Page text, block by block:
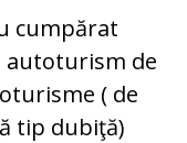
cumpărat
autoturism de
( de
tip dubiţă)